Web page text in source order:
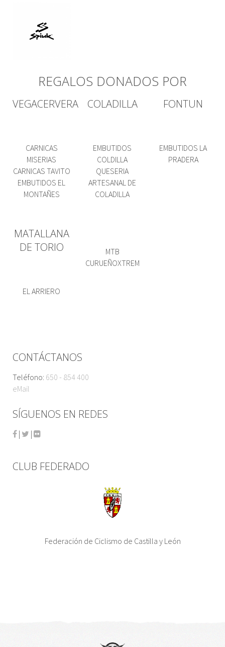
REGALOS DONADOS POR
VEGACERVERA
CARNICAS
MISERIAS
CARNICAS TAVITO
EMBUTIDOS EL
MONTAÑES
COLADILLA
EMBUTIDOS
COLDILLA
QUESERIA
ARTESANAL DE
COLADILLA
FONTUN
EMBUTIDOS LA
PRADERA
MATALLANA
DE TORIO
EL ARRIERO
MTB
CURUEÑOXTREM
CONTÁCTANOS
Teléfono: 650 - 854 400
eMail
SÍGUENOS EN REDES
| |
CLUB FEDERADO
Federación de Ciclismo de Castilla y León